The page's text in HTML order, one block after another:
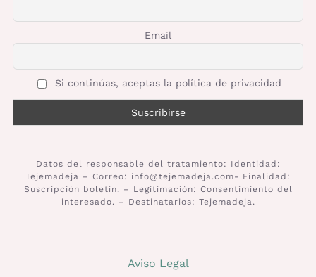
Email
Si continúas, aceptas la política de privacidad
Datos del responsable del tratamiento: Identidad:
Tejemadeja – Correo: info@tejemadeja.com- Finalidad:
Suscripción boletín. – Legitimación: Consentimiento del
interesado. – Destinatarios: Tejemadeja.
Aviso Legal